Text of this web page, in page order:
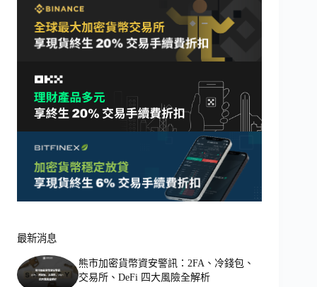
最新消息
熊市加密貨幣資安警訊：2FA、冷錢包、
交易所、DeFi 四大風險全解析